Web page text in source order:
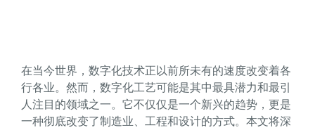
在当今世界，数字化技术正以前所未有的速度改变着各
行各业。然而，数字化工艺可能是其中最具潜力和最引
人注目的领域之一。它不仅仅是一个新兴的趋势，更是
一种彻底改变了制造业、工程和设计的方式。本文将深